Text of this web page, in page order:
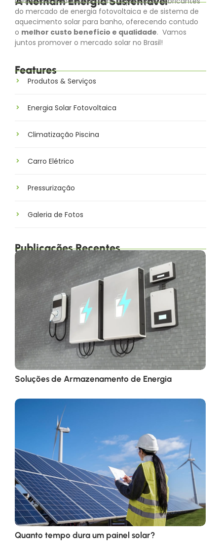
do mercado de energia fotovoltaica e de sistema de
aquecimento solar para banho, oferecendo contudo
o melhor custo benefício e qualidade. Vamos
juntos promover o mercado solar no Brasil!
Features
Produtos & Serviços
Energia Solar Fotovoltaica
Climatização Piscina
Carro Elétrico
Pressurização
Galeria de Fotos
Publicações Recentes
Soluções de Armazenamento de Energia
Quanto tempo dura um painel solar?